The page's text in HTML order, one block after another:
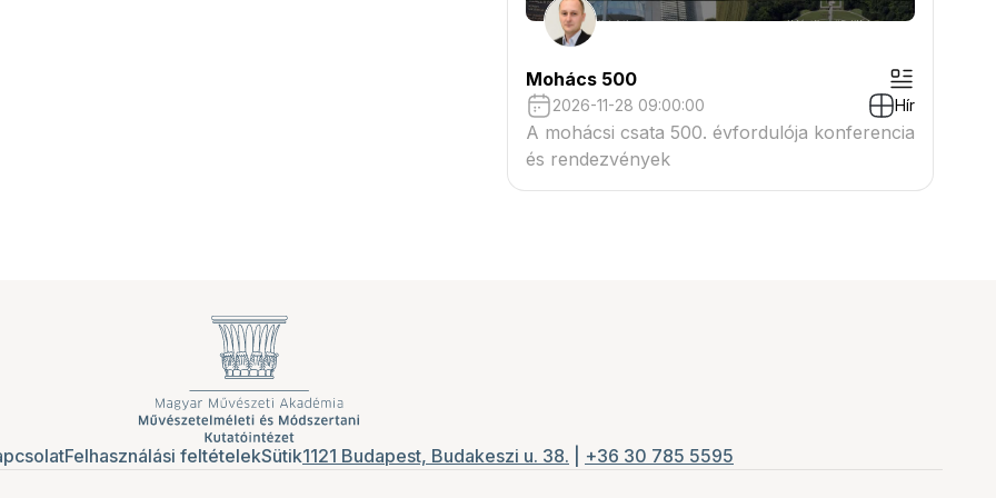
Mohács 500
2026-11-28 09:00:00 Hír
A mohácsi csata 500. évfordulója konferencia
és rendezvények
Felhasználási feltételekSütik1121 Budapest, Budakeszi u. 38. +36 30 785 5595